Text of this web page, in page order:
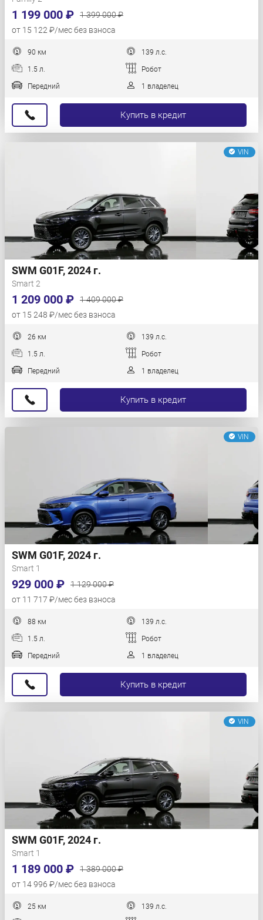
1 199 000 ₽
1 399 000 ₽
от 15 122 ₽/мес без взноса
90 км 139 л.с.
1.5 л. Робот
Передний 1 владелец
Купить в кредит
VIN
SWM G01F, 2024 г.
Smart 2
1 209 000 ₽
1 409 000 ₽
от 15 248 ₽/мес без взноса
26 км 139 л.с.
1.5 л. Робот
Передний 1 владелец
Купить в кредит
VIN
SWM G01F, 2024 г.
Smart 1
929 000 ₽
1 129 000 ₽
от 11 717 ₽/мес без взноса
88 км 139 л.с.
1.5 л. Робот
Передний 1 владелец
Купить в кредит
VIN
SWM G01F, 2024 г.
Smart 1
1 189 000 ₽
1 389 000 ₽
от 14 996 ₽/мес без взноса
25 км 139 л.с.